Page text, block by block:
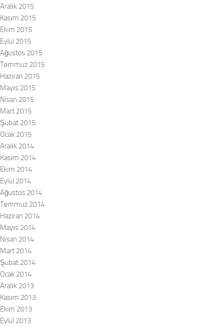
Aralık 2015
Kasım 2015
Ekim 2015
Eylül 2015
Ağustos 2015
Temmuz 2015
Haziran 2015
Mayıs 2015
Nisan 2015
Mart 2015
Şubat 2015
Ocak 2015
Aralık 2014
Kasım 2014
Ekim 2014
Eylül 2014
Ağustos 2014
Temmuz 2014
Haziran 2014
Mayıs 2014
Nisan 2014
Mart 2014
Şubat 2014
Ocak 2014
Aralık 2013
Kasım 2013
Ekim 2013
Eylül 2013